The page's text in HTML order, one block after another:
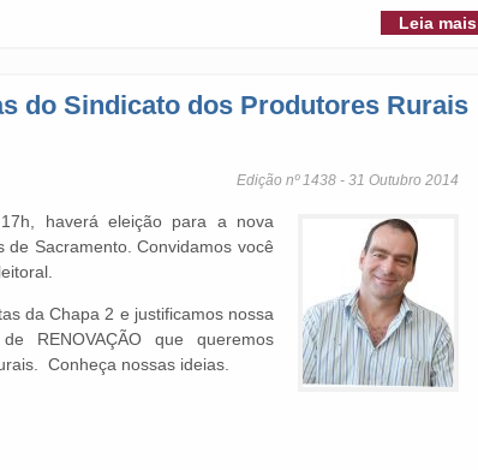
Leia mais
do Sindicato dos Produtores Rurais
Edição nº 1438 - 31 Outubro 2014
haverá eleição para a nova
Sacramento. Convidamos você
da Chapa 2 e justificamos nossa
RENOVAÇÃO que queremos
Conheça nossas ideias.